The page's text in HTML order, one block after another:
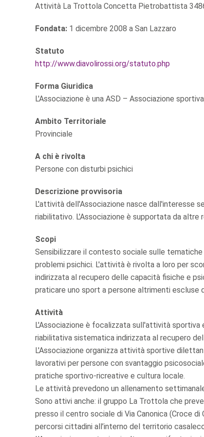
Attività La Trottola Concetta Pietrobattista
Fondata: 1 dicembre 2008 a San Lazzaro
Statuto
http://www.diavolirossi.org/statuto.php
Forma Giuridica
L'Associazione è una ASD – Associazione
Ambito Territoriale
Provinciale
A chi è rivolta
Persone con disturbi psichici
Descrizione provvisoria
L'attività dell'Associazione nasce dall'interesse
riabilitativo. L'Associazione è supportata da altre
Scopi
Sensibilizzare il contesto sociale sulle
problemi psichici. L'attività è rivolta a loro per
indirizzata al recupero delle capacità fisiche e
praticare uno sport a persone altrimenti escluse
Attività
L'Associazione è focalizzata sull'attività
riabilitativa sistematica indirizzata al recupero
L'Associazione organizza attività sportive
lavorativi per persone con svantaggio
pratiche sportivo-ricreative e cultura locale.
Le attività prevedono un allenamento
Sono attivi anche: il gruppo La Trottola che
presso il centro sociale di Via Canonica (Croce
percorsi cittadini all’interno del territorio